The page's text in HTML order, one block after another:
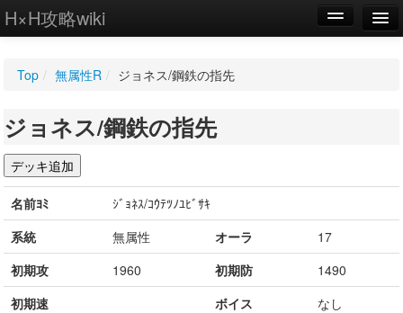
H×H攻略wiki
WIKI
設定
Top / 無属性R / ジョネス/鋼鉄の指先
ジョネス/鋼鉄の指先
名前ﾖﾐ
ｼﾞｮﾈｽ/ｺｳﾃﾂﾉﾕﾋﾞｻｷ
系統
無属性 オーラ
17
初期攻
1960 初期防
1490
初期速
ボイス
なし